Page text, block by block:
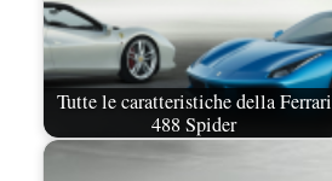
Tutte le caratteristiche della Ferrari
488 Spider